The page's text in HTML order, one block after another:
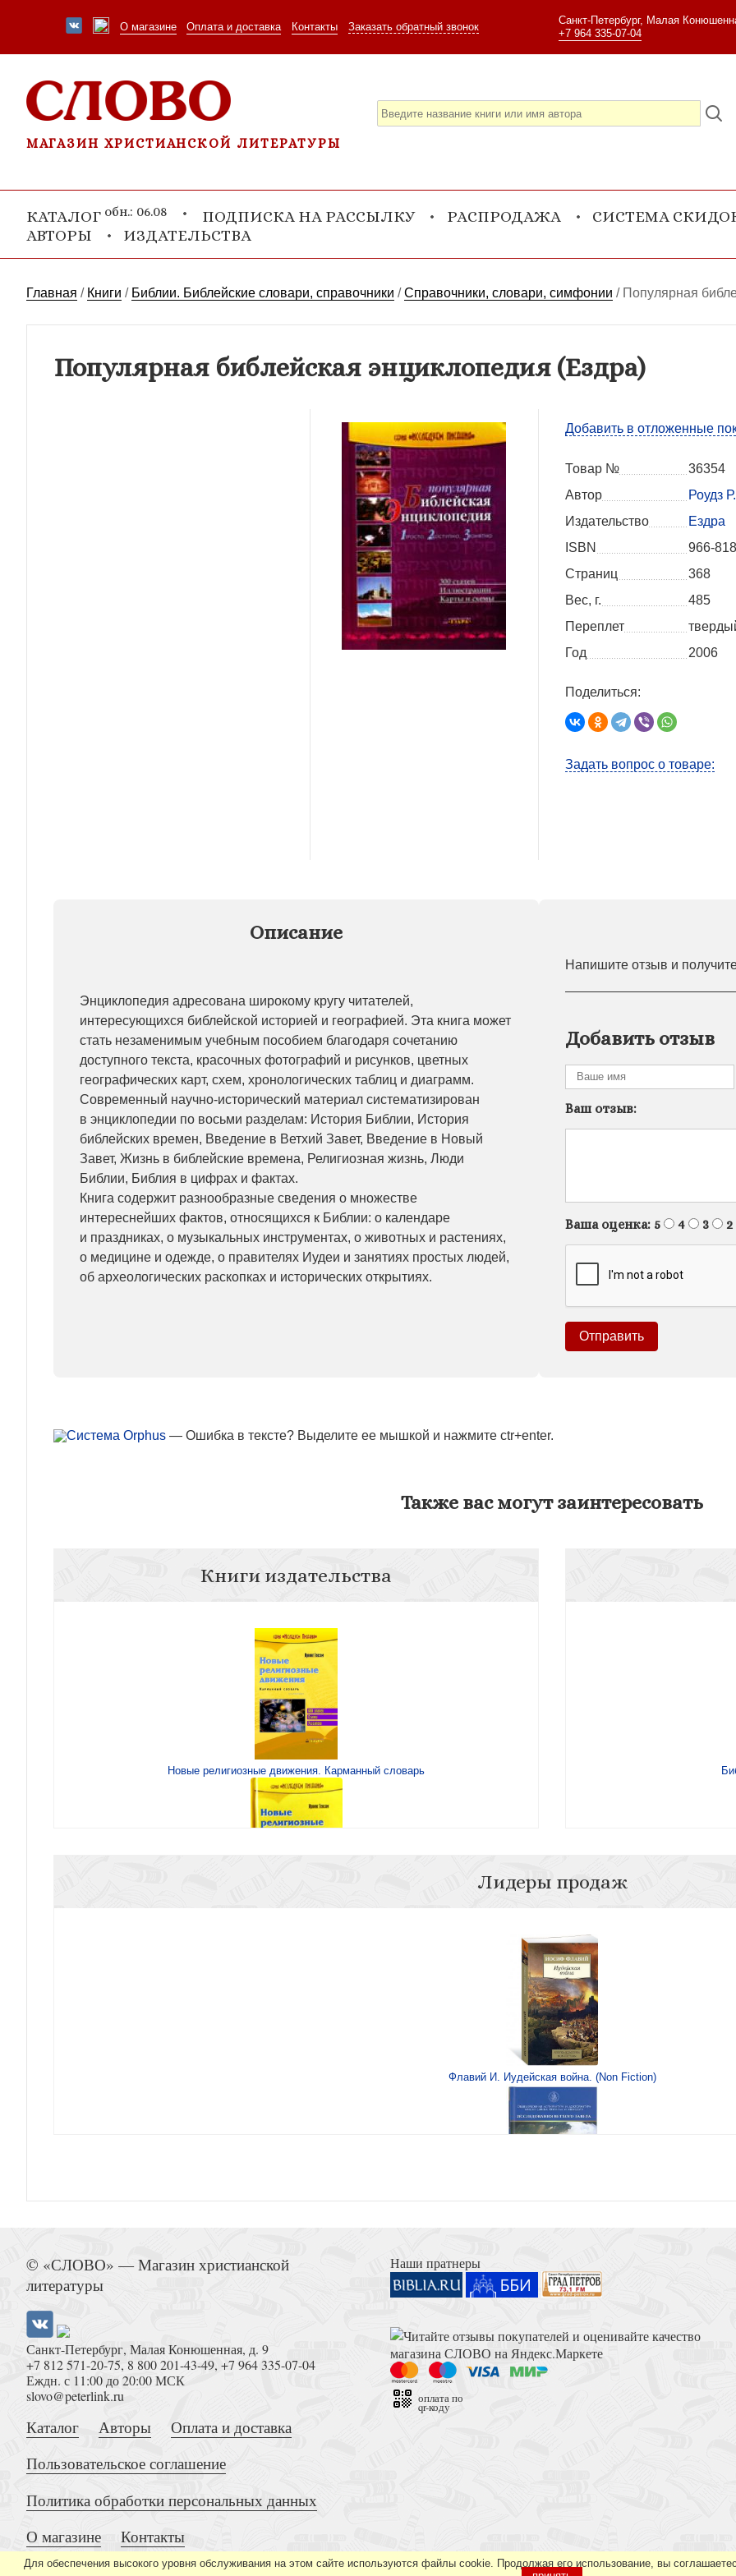
О магазине Оплата и доставка Контакты Заказать обратный звонок
Санкт-Петербург, Малая
+7 964 335-07-04
МАГАЗИН ХРИСТИАНСКОЙ ЛИТЕРАТУРЫ
КАТАЛОГ обн.: 06.08 ПОДПИСКА НА РАССЫЛКУ РАСПРОДАЖА
СИСТЕМА
АВТОРЫ
ИЗДАТЕЛЬСТВА
Главная / Книги / Библии. Библейские словари, справочники /Справочники, словари, симфонии / Популярная
Популярная библейская энциклопедия (Ездра)
Добавить в отложенные
Товар №
36354
Автор
Роудз Р.
Издательство
Ездра
ISBN
966-
Страниц
368
Вес, г.
485
Переплет
Год
2006
Поделиться:
Задать вопрос о товаре:
Описание
Энциклопедия адресована широкому кругу читателей,
интересующихся библейской историей и географией. Эта книга может
стать незаменимым учебным пособием благодаря сочетанию
доступного текста, красочных фотографий и рисунков, цветных
географических карт, схем, хронологических таблиц и диаграмм.
Современный научно-исторический материал систематизирован
в энциклопедии по восьми разделам: История Библии, История
библейских времен, Введение в Ветхий Завет, Введение в Новый
Завет, Жизнь в библейские времена, Религиозная жизнь, Люди
Библии, Библия в цифрах и фактах.
Книга содержит разнообразные сведения о множестве
интереснейших фактов, относящихся к Библии: о календаре
и праздниках, о музыкальных инструментах, о животных и растениях,
о медицине и одежде, о правителях Иудеи и занятиях простых людей,
об археологических раскопках и исторических открытиях.
Напишите отзыв и
Добавить отзыв
Ваш отзыв:
Ваша оценка: 5 4 3 2
— Ошибка в тексте? Выделите ее мышкой и нажмите ctr+enter.
Также вас могут заинтересовать
Книги издательства
Новые религиозные движения. Карманный словарь
Миссия возможна
Лидеры продаж
Флавий И. Иудейская война. (Non Fiction)
Книга Иисуса Навина
Толкование на Апокалипсис (Тихоний Африканский)
© «СЛОВО» — Магазин христианской
литературы
Санкт-Петербург, Малая Конюшенная, д. 9
+7 812 571-20-75, 8 800 201-43-49, +7 964 335-07-04
Еждн. с 11:00 до 20:00 МСК
slovo@peterlink.ru
Каталог Авторы
Оплата и доставка
Пользовательское соглашение
Политика обработки персональных данных
О магазине
Контакты
Наши пратнеры
оплата по
qr-коду
Для обеспечения высокого уровня обслуживания на этом сайте используются файлы cookie. Продолжая его использование, вы